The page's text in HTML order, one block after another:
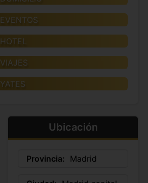
EVENTOS
HOTEL
VIAJES
YATES
Ubicación
Provincia: Madrid